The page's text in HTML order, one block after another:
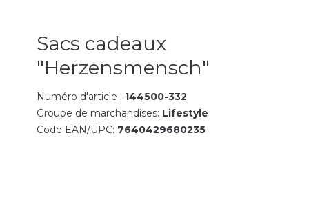
Sacs cadeaux
"Herzensmensch"
Numéro d'article : 144500-332
Groupe de marchandises: Lifestyle
Code EAN/UPC: 7640429680235